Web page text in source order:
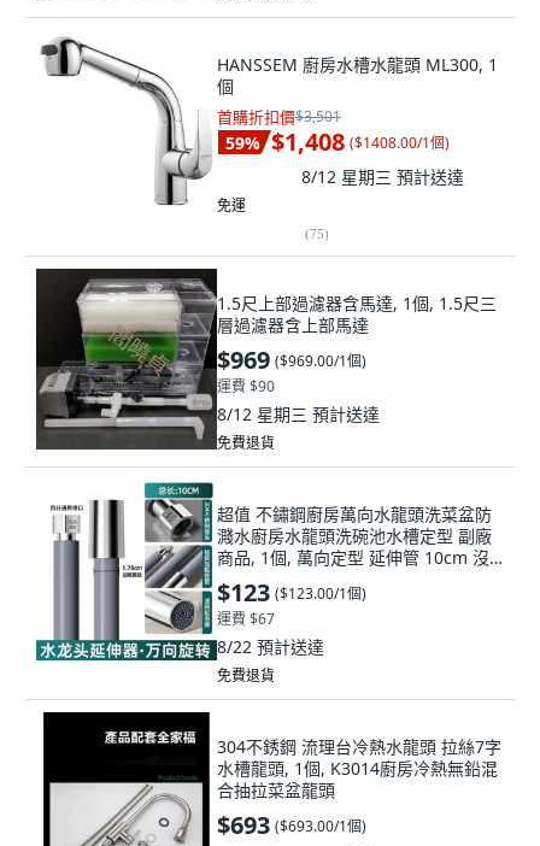
HANSSEM 廚房水槽水龍頭 ML300, 1
個
首購折扣價$3,501
59% $1,408 ($1408.00/1個)
8/12 星期三 預計送達
免運
(75)
1.5尺上部過濾器含馬達, 1個, 1.5尺三
層過濾器含上部馬達
$969 ($969.00/1個)
運費 $90
8/12 星期三 預計送達
免費退貨
超值 不鏽鋼廚房萬向水龍頭洗菜盆防
濺水廚房水龍頭洗碗池水槽定型 副廠
商品, 1個, 萬向定型 延伸管 10cm 沒
有接頭
$123 ($123.00/1個)
運費 $67
8/22 預計送達
免費退貨
304不銹鋼 流理台冷熱水龍頭 拉絲7字
水槽龍頭, 1個, K3014廚房冷熱無鉛混
合抽拉菜盆龍頭
$693 ($693.00/1個)